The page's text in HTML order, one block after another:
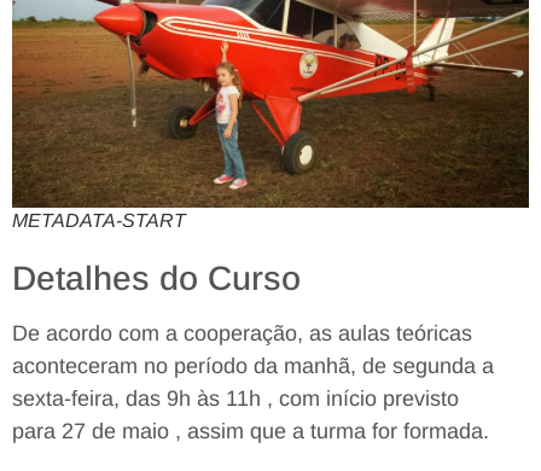
METADATA-START
Detalhes do Curso
De acordo com a cooperação, as aulas teóricas
aconteceram no período da manhã, de segunda a
sexta-feira, das 9h às 11h , com início previsto
para 27 de maio , assim que a turma for formada.